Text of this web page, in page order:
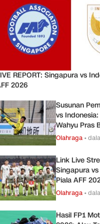
REPORT: Singapura vs
2026
Susunan
vs
Wahyu Pras
Olahraga •
Link Live
Singapura
Piala AFF
Olahraga •
Hasil FP1